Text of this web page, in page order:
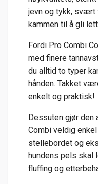
jevn og tykk, svært
kammen til å gli
Fordi Pro Combi
med finere
du alltid to typer
hånden. Takket
enkelt og praktisk!
Dessuten gjør den
Combi veldig
stellebordet og
hundens pels skal
fluffing og